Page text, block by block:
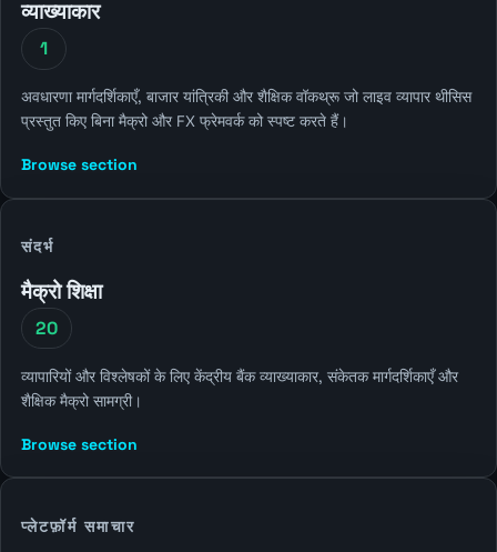
व्याख्याकार
1
अवधारणा मार्गदर्शिकाएँ, बाजार यांत्रिकी और शैक्षिक वॉकथ्रू जो लाइव व्यापार थीसिस
प्रस्तुत किए बिना मैक्रो और FX फ्रेमवर्क को स्पष्ट करते हैं।
Browse section
संदर्भ
मैक्रो शिक्षा
20
व्यापारियों और विश्लेषकों के लिए केंद्रीय बैंक व्याख्याकार, संकेतक मार्गदर्शिकाएँ और
शैक्षिक मैक्रो सामग्री।
Browse section
प्लेटफ़ॉर्म समाचार